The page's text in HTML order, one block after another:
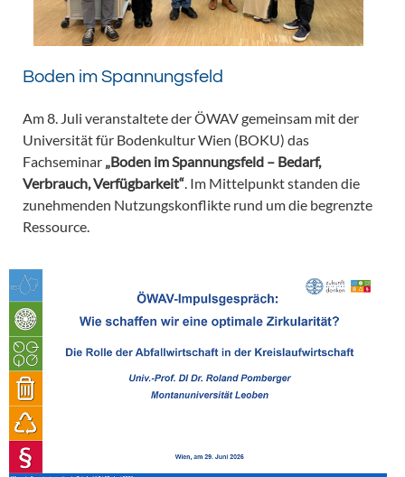
Boden im Spannungsfeld
Am 8. Juli veranstaltete der ÖWAV gemeinsam mit der
Universität für Bodenkultur Wien (BOKU) das
Fachseminar „Boden im Spannungsfeld – Bedarf,
Verbrauch, Verfügbarkeit“ . Im Mittelpunkt standen die
zunehmenden Nutzungskonflikte rund um die begrenzte
Ressource.